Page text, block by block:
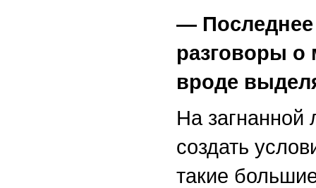
— Последнее
разговоры о
вроде
На
создать
такие